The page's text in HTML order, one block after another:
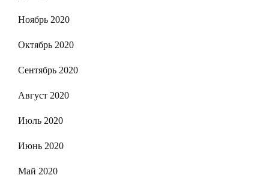
Ноябрь 2020
Октябрь 2020
Сентябрь 2020
Август 2020
Июль 2020
Июнь 2020
Май 2020